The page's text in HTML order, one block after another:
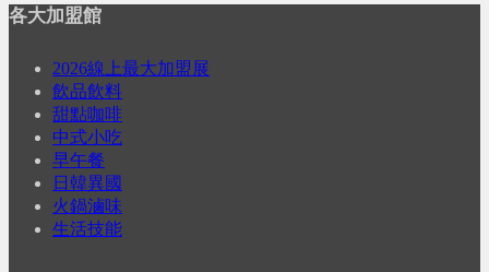
各大加盟館
2026線上最大加盟展
飲品飲料
甜點咖啡
中式小吃
早午餐
日韓異國
火鍋滷味
生活技能